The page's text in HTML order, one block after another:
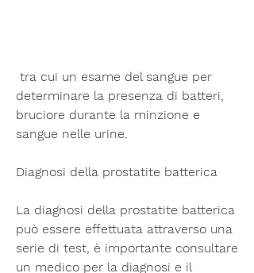
determinare la presenza di batteri,
bruciore durante la minzione e
sangue nelle urine.
Diagnosi della prostatite batterica
La diagnosi della prostatite batterica
può essere effettuata attraverso una
serie di test, è importante consultare
un medico per la diagnosi e il